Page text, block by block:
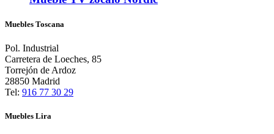
Muebles Toscana
Pol. Industrial
Carretera de Loeches, 85
Torrejón de Ardoz
28850 Madrid
Tel: 916 77 30 29
Muebles Lira